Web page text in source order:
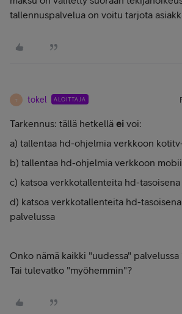
tallennuspalvelua on voitu tarjota
T tokel ALOITTAJA
Tarkennus: tällä hetkellä ei voi:
a) tallentaa hd-ohjelmia verkkoon
b) tallentaa hd-ohjelmia verkkoon
c) katsoa verkkotallenteita hd-tasoisena
d) katsoa verkkotallenteita hd-
palvelussa
Onko nämä kaikki "uudessa" palvelussa
Tai tulevatko "myöhemmin"?